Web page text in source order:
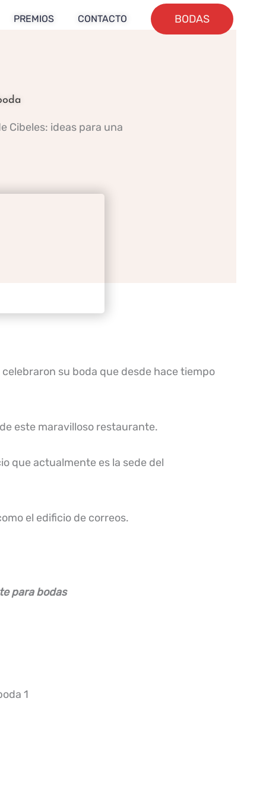
PREMIOS CONTACTO BODAS
Cibeles: ideas para una
su boda que desde hace tiempo
este maravilloso restaurante.
que actualmente es la sede del
el edificio de correos.
para bodas